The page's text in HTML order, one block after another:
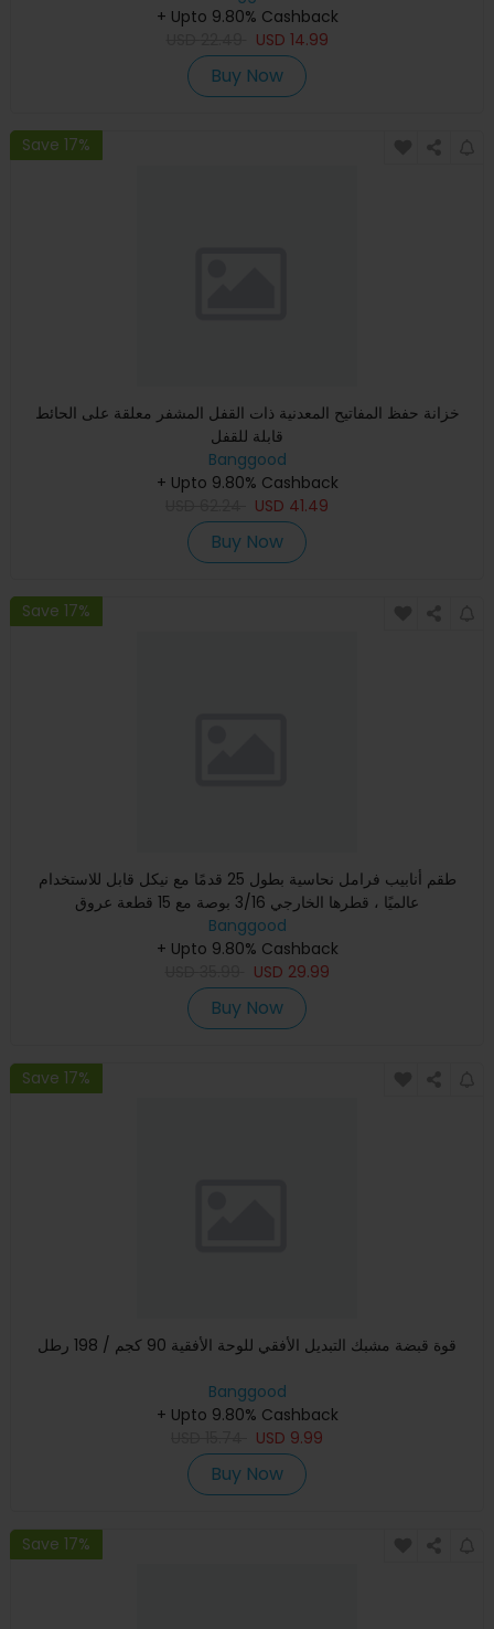
+ Upto 9.80% Cashback
USD 14.99
Buy Now
Save 17%
خزانة حفظ المفاتيح المعدنية ذات القفل المشفر معلقة على الحائط
قابلة للقفل
Banggood
+ Upto 9.80% Cashback
USD 41.49
Buy Now
Save 17%
طقم أنابيب فرامل نحاسية بطول 25 قدمًا مع نيكل قابل للاستخدام
عالميًا ، قطرها الخارجي 3/16 بوصة مع 15 قطعة عروق
Banggood
+ Upto 9.80% Cashback
USD 29.99
Buy Now
Save 17%
قوة قبضة مشبك التبديل الأفقي للوحة الأفقية 90 كجم / 198 رطل
Banggood
+ Upto 9.80% Cashback
USD 9.99
Buy Now
Save 17%